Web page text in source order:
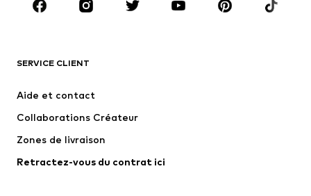
Accessoires
Premium
Nouveautés
Lingerie
Manteaux
Jupes
SERVICE CLIENT
Aide et contact
Collaborations Créateur
Zones de livraison
Retractez-vous du contrat ici